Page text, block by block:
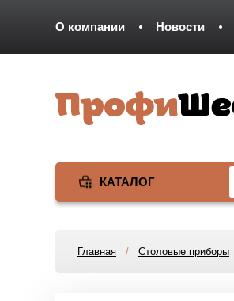
О компании Новости
КАТАЛОГ
Главная / Столовые приборы